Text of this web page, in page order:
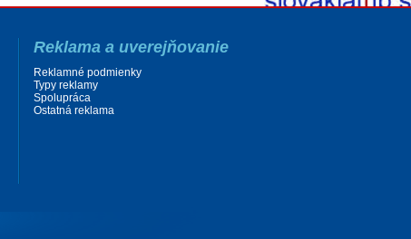
Reklama a uverejňovanie
Reklamné podmienky
Typy reklamy
Spolupráca
Ostatná reklama